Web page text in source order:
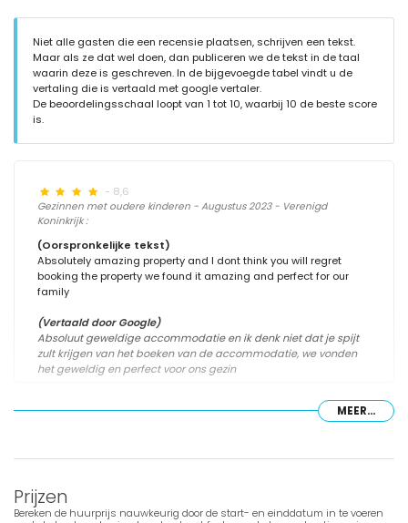
Niet alle gasten die een recensie plaatsen, schrijven een tekst.
Maar als ze dat wel doen, dan publiceren we de tekst in de taal
waarin deze is geschreven. In de bijgevoegde tabel vindt u de
vertaling die is vertaald met google vertaler.
De beoordelingsschaal loopt van 1 tot 10, waarbij 10 de beste score
is.
- 8,6
Gezinnen met oudere kinderen - Augustus 2023 - Verenigd
Koninkrijk :
(Oorspronkelijke tekst)
Absolutely amazing property and I dont think you will regret
booking the property we found it amazing and perfect for our
family
(Vertaald door Google)
Absoluut geweldige accommodatie en ik denk niet dat je spijt
zult krijgen van het boeken van de accommodatie, we vonden
het geweldig en perfect voor ons gezin
MEER...
Prijzen
Bereken de huurprijs nauwkeurig door de start- en einddatum in te voeren